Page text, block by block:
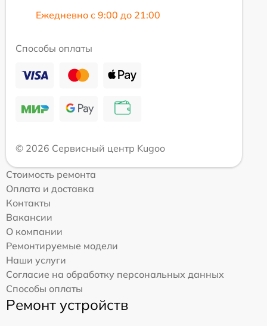
Ежедневно с 9:00 до 21:00
Способы оплаты
© 2026 Сервисный центр Kugoo
Стоимость ремонта
Оплата и доставка
Контакты
Вакансии
О компании
Ремонтируемые модели
Наши услуги
Согласие на обработку персональных данных
Способы оплаты
Ремонт устройств